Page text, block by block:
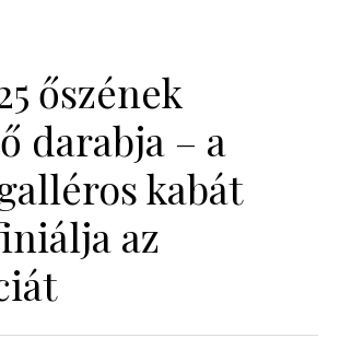
őszének
darabja – a
kabát
az